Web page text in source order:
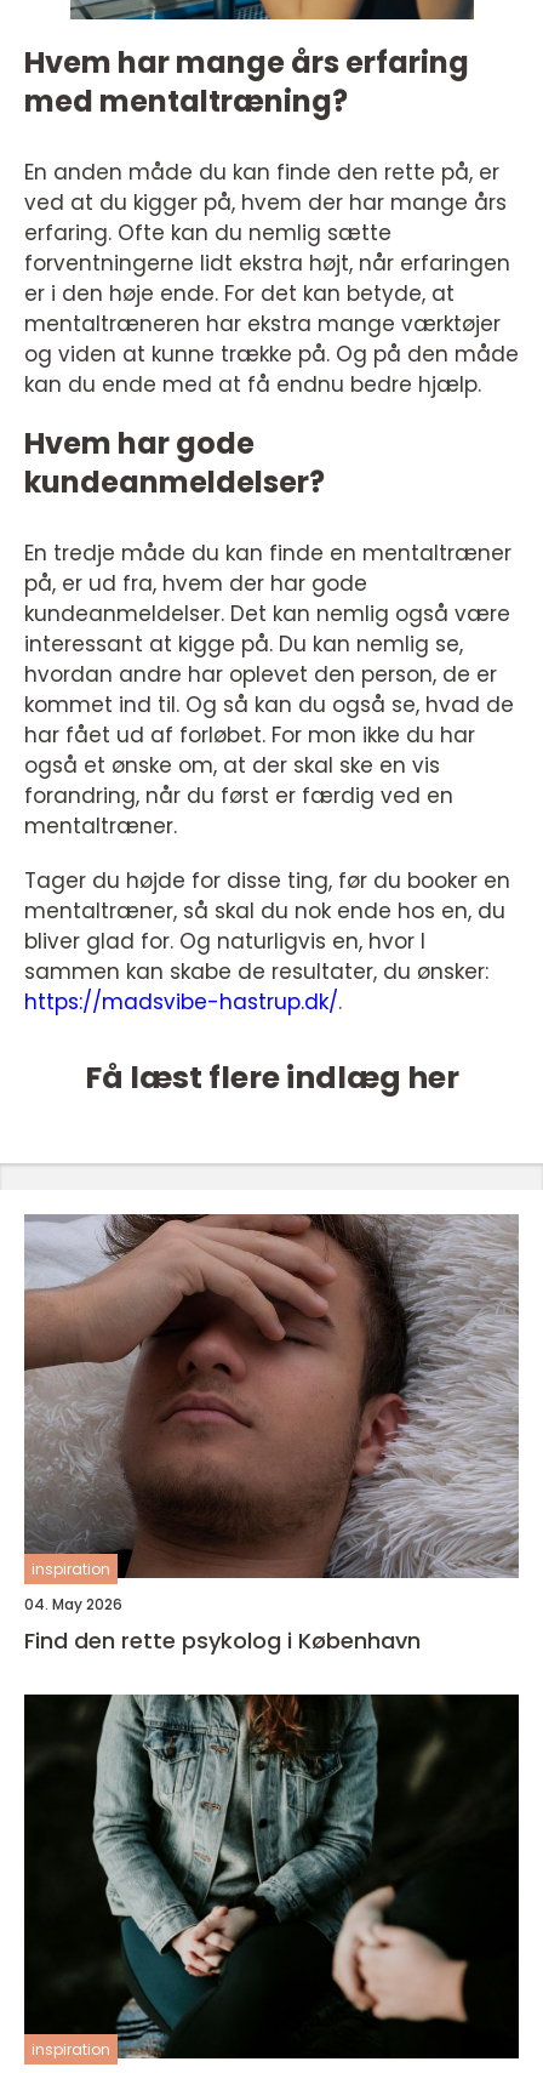
Hvem har mange års erfaring
med mentaltræning?
En anden måde du kan finde den rette på, er
ved at du kigger på, hvem der har mange års
erfaring. Ofte kan du nemlig sætte
forventningerne lidt ekstra højt, når erfaringen
er i den høje ende. For det kan betyde, at
mentaltræneren har ekstra mange værktøjer
og viden at kunne trække på. Og på den måde
kan du ende med at få endnu bedre hjælp.
Hvem har gode
kundeanmeldelser?
En tredje måde du kan finde en mentaltræner
på, er ud fra, hvem der har gode
kundeanmeldelser. Det kan nemlig også være
interessant at kigge på. Du kan nemlig se,
hvordan andre har oplevet den person, de er
kommet ind til. Og så kan du også se, hvad de
har fået ud af forløbet. For mon ikke du har
også et ønske om, at der skal ske en vis
forandring, når du først er færdig ved en
mentaltræner.
Tager du højde for disse ting, før du booker en
mentaltræner, så skal du nok ende hos en, du
bliver glad for. Og naturligvis en, hvor I
sammen kan skabe de resultater, du ønsker:
https://madsvibe-hastrup.dk/.
Få læst flere indlæg her
inspiration
04. May 2026
Find den rette psykolog i København
inspiration